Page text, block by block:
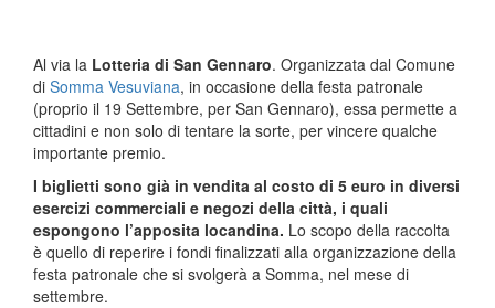
Al via la Lotteria di San Gennaro. Organizzata dal Comune
di Somma Vesuviana, in occasione della festa patronale
(proprio il 19 Settembre, per San Gennaro), essa permette a
cittadini e non solo di tentare la sorte, per vincere qualche
importante premio.
I biglietti sono già in vendita al costo di 5 euro in diversi
esercizi commerciali e negozi della città, i quali
espongono l’apposita locandina. Lo scopo della raccolta
è quello di reperire i fondi finalizzati alla organizzazione della
festa patronale che si svolgerà a Somma, nel mese di
settembre.